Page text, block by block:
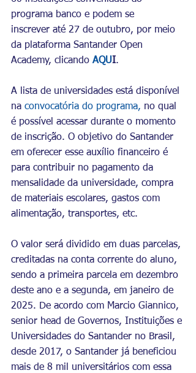
programa banco e podem se
inscrever até 27 de outubro, por meio
da plataforma Santander Open
Academy, clicando AQUI.
A lista de universidades está disponível
na convocatória do programa, no qual
é possível acessar durante o momento
de inscrição. O objetivo do Santander
em oferecer esse auxílio financeiro é
para contribuir no pagamento da
mensalidade da universidade, compra
de materiais escolares, gastos com
alimentação, transportes, etc.
O valor será dividido em duas parcelas,
creditadas na conta corrente do aluno,
sendo a primeira parcela em dezembro
deste ano e a segunda, em janeiro de
2025. De acordo com Marcio Giannico,
senior head de Governos, Instituições e
Universidades do Santander no Brasil,
desde 2017, o Santander já beneficiou
mais de 8 mil universitários com essa